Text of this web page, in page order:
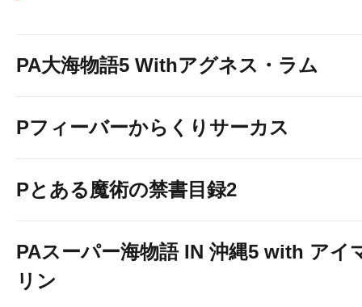
PA大海物語5 Withアグネス・ラム
Pフィーバーからくりサーカス
Pとある魔術の禁書目録2
PAスーパー海物語 IN 沖縄5 with アイ
リン